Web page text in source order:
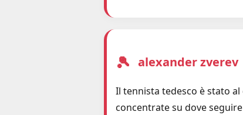
🎾 alexander zverev
Il tennista tedesco è stato
concentrate su dove